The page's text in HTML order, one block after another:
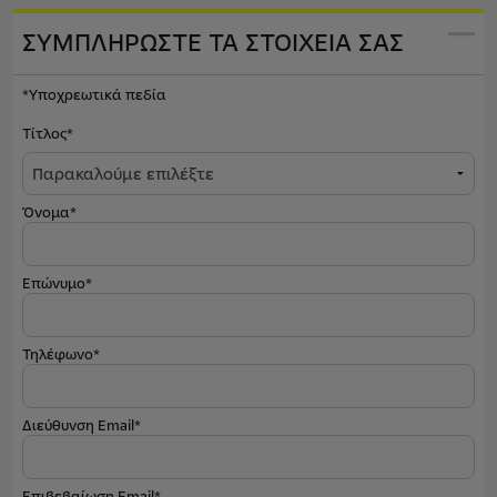
ΣΥΜΠΛΗΡΩΣΤΕ ΤΑ ΣΤΟΙΧΕΙΑ ΣΑΣ
*Υποχρεωτικά πεδία
Τίτλος*
Όνομα*
Επώνυμο*
Τηλέφωνο*
Διεύθυνση Email*